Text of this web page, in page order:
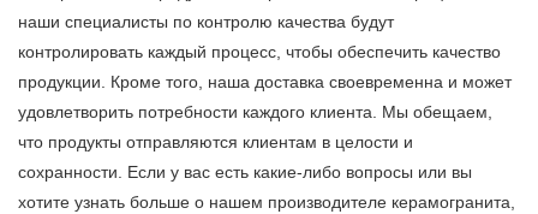
наши специалисты по контролю качества будут
контролировать каждый процесс, чтобы обеспечить качество
продукции. Кроме того, наша доставка своевременна и может
удовлетворить потребности каждого клиента. Мы обещаем,
что продукты отправляются клиентам в целости и
сохранности. Если у вас есть какие-либо вопросы или вы
хотите узнать больше о нашем производителе керамогранита,